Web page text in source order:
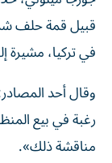
قبيل قمة حلف
في تركيا، مشيرة
وقال أحد
رغبة في بيع
مناقشة ذلك».